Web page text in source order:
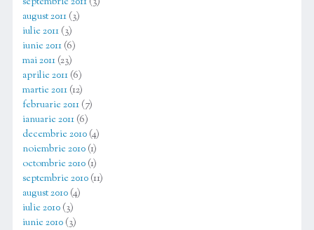
august 2011(3)
iulie 2011(3)
iunie 2011(6)
mai 2011(23)
aprilie 2011(6)
martie 2011(12)
februarie 2011(7)
ianuarie 2011(6)
decembrie 2010(4)
noiembrie 2010(1)
octombrie 2010(1)
septembrie 2010(11)
august 2010(4)
iulie 2010(3)
iunie 2010(3)